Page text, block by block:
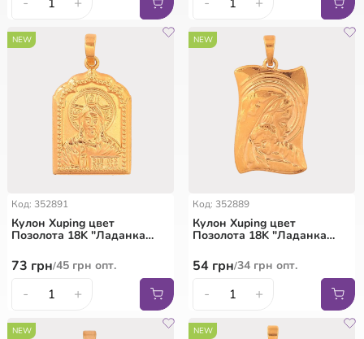
NEW
Код: 352891
Кулон Xuping цвет
Позолота 18K "Ладанка
цепочки до 6мм
73 грн/45 грн опт.
- +
NEW
Код: 352889
Кулон Xuping цвет
Позолота 18K "Ладанка
для цепочки до 5мм
54 грн/34 грн опт.
- +
NEW NEW